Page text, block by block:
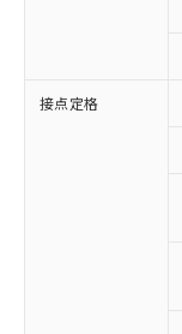
接点定格
ご利
以下の条
ご利用く
本
※1 対応
対応
非含有に
対応予定
有に対応
対応予定
非含有に
定はあり
調査・確
非含有の
※1 中